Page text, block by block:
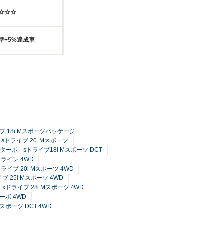
+5%達成車
18i Mスポーツパッケージ
sドライブ 20i Mスポーツ
ーボ
sドライブ18i Mスポーツ DCT
イン 4WD
イブ 20i Mスポーツ 4WD
ブ 25i Mスポーツ 4WD
xドライブ 28i Mスポーツ 4WD
ボ 4WD
ポーツ DCT 4WD